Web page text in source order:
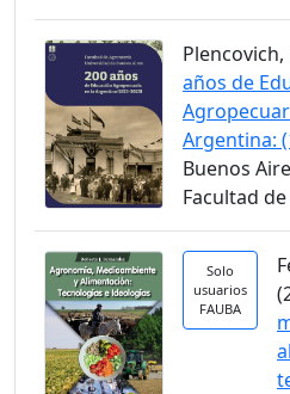
Plencovich,
años de
Argentina:
Buenos
Facultad
Solo
usuarios
FAUBA